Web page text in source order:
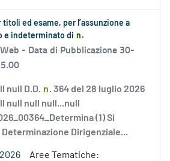
ed esame, per l’assunzione a
e indeterminato di n .
- Data di Pubblicazione 30-
null D.D. n. 364 del 28 luglio 2026
null null null...null
(1) Si
Dirigenziale...
2026
Aree Tematiche: